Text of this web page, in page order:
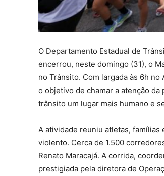
O Departamento Estadual de
encerrou, neste domingo (31), o
no Trânsito. Com largada às 6h
o objetivo de chamar a atenção
trânsito um lugar mais humano e
A atividade reuniu atletas,
violento. Cerca de 1.500
Renato Maracajá. A corrida,
prestigiada pela diretora de